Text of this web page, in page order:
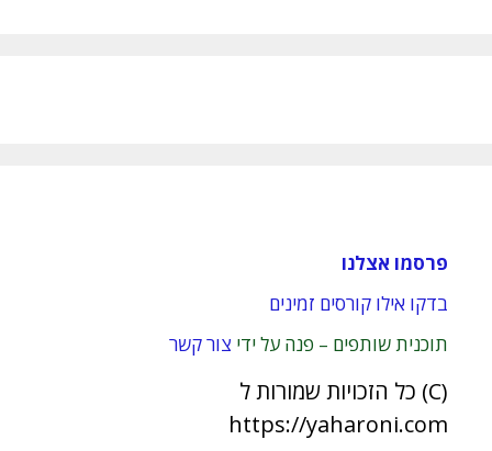
פרסמו אצלנו
בדקו אילו קורסים זמינים
תוכנית שותפים – פנה על ידי צור קשר
(C) כל הזכויות שמורות ל
https://yaharoni.com